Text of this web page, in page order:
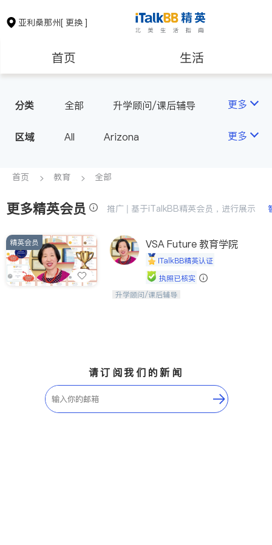
亚利桑那州[ 更换 ]
首页 生活
房地产租售
教育
非盈利组织
分类 全部 升学顾问/课后辅导 更多
区域 All Arizona 更多
首页 教育 全部
更多精英会员 推广 | 基于iTalkBB精英会员，进行展示
精英会员 VSA Future 教育学院
iTalkBB精英认证
执照已核实
孩子美好的未来始于早期能力的培养，
升学顾问/课后辅导
请订阅我们的新闻